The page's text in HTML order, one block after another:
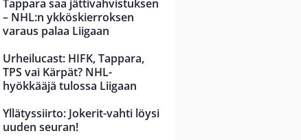
Tappara saa jättivahvistuksen
– NHL:n ykköskierroksen
varaus palaa Liigaan
Urheilucast: HIFK, Tappara,
TPS vai Kärpät? NHL-
hyökkääjä tulossa Liigaan
Yllätyssiirto: Jokerit-vahti löysi
uuden seuran!